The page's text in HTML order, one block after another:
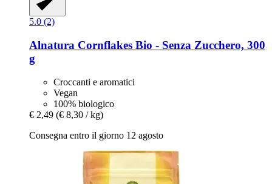
5.0 (2)
Alnatura Cornflakes Bio -​ Senza Zucchero, 300
g
Croccanti e aromatici
Vegan
100% biologico
€ 2,49 (€ 8,30 / kg)
Consegna entro il giorno 12 agosto